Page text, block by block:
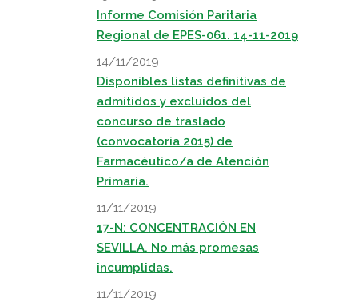
Informe Comisión Paritaria
Regional de EPES-061. 14-11-2019
14/11/2019
Disponibles listas definitivas de
admitidos y excluidos del
concurso de traslado
(convocatoria 2015) de
Farmacéutico/a de Atención
Primaria.
11/11/2019
17-N: CONCENTRACIÓN EN
SEVILLA. No más promesas
incumplidas.
11/11/2019